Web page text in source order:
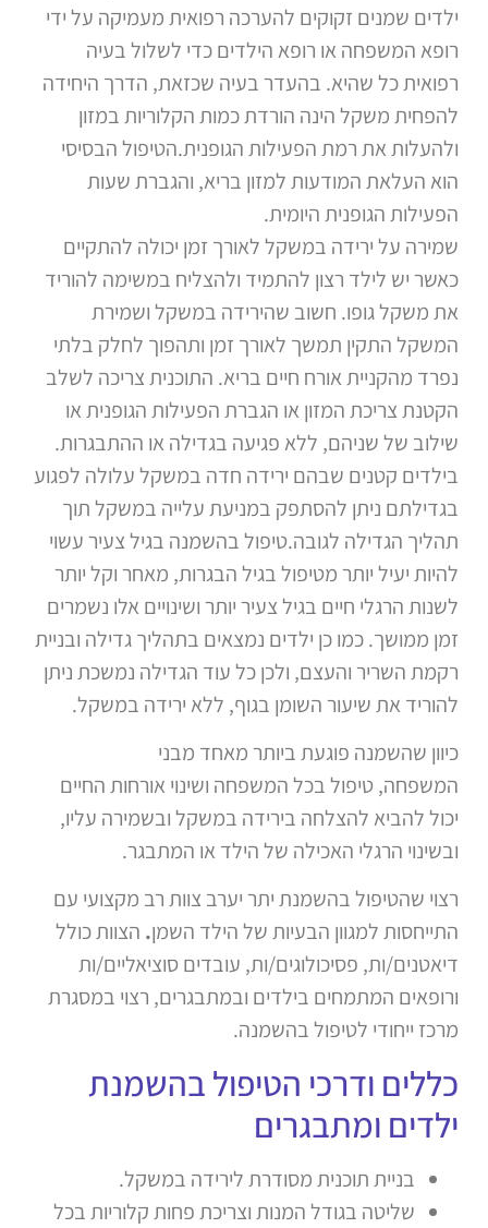
ילדים שמנים זקוקים להערכה רפואית מעמיקה על ידי
רופא המשפחה או רופא הילדים כדי לשלול בעיה
רפואית כל שהיא. בהעדר בעיה שכזאת, הדרך היחידה
להפחית משקל הינה הורדת כמות הקלוריות במזון
ולהעלות את רמת הפעילות הגופנית.הטיפול הבסיסי
הוא העלאת המודעות למזון בריא, והגברת שעות
הפעילות הגופנית היומית.
שמירה על ירידה במשקל לאורך זמן יכולה להתקיים
כאשר יש לילד רצון להתמיד ולהצליח במשימה להוריד
את משקל גופו. חשוב שהירידה במשקל ושמירת
המשקל התקין תמשך לאורך זמן ותהפוך לחלק בלתי
נפרד מהקניית אורח חיים בריא. התוכנית צריכה לשלב
הקטנת צריכת המזון או הגברת הפעילות הגופנית או
שילוב של שניהם, ללא פגיעה בגדילה או ההתבגרות.
בילדים קטנים שבהם ירידה חדה במשקל עלולה לפגוע
בגדילתם ניתן להסתפק במניעת עלייה במשקל תוך
תהליך הגדילה לגובה.טיפול בהשמנה בגיל צעיר עשוי
להיות יעיל יותר מטיפול בגיל הבגרות, מאחר וקל יותר
לשנות הרגלי חיים בגיל צעיר יותר ושינויים אלו נשמרים
זמן ממושך. כמו כן ילדים נמצאים בתהליך גדילה ובניית
רקמת השריר והעצם, ולכן כל עוד הגדילה נמשכת ניתן
להוריד את שיעור השומן בגוף, ללא ירידה במשקל.
כיוון שהשמנה פוגעת ביותר מאחד מבני
המשפחה, טיפול בכל המשפחה ושינוי אורחות החיים
יכול להביא להצלחה בירידה במשקל ובשמירה עליו,
ובשינוי הרגלי האכילה של הילד או המתבגר.
רצוי שהטיפול בהשמנת יתר יערב צוות רב מקצועי עם
התייחסות למגוון הבעיות של הילד השמן. הצוות כולל
דיאטנים/ות, פסיכולוגים/ות, עובדים סוציאליים/ות
ורופאים המתמחים בילדים ובמתבגרים, רצוי במסגרת
מרכז ייחודי לטיפול בהשמנה.
כללים ודרכי הטיפול בהשמנת
ילדים ומתבגרים
בניית תוכנית מסודרת לירידה במשקל.
שליטה בגודל המנות וצריכת פחות קלוריות בכל